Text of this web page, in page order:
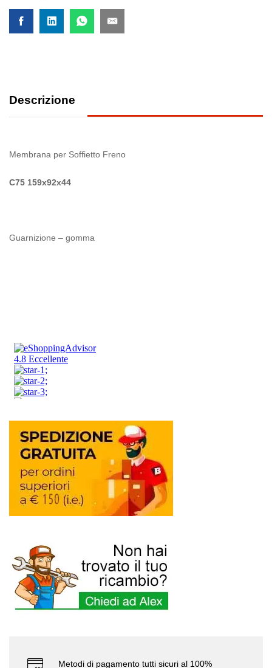
Descrizione
Membrana per Soffietto Freno
C75 159x92x44
Guarnizione – gomma
Metodi di pagamento tutti sicuri al 100%